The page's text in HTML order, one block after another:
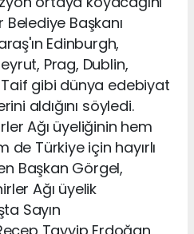
Başkanı
Edinburgh,
Prag, Dublin,
gibi dünya edebiyat
aldığını söyledi.
Ağı üyeliğinin hem
Türkiye için hayırlı
Başkan Görgel,
Ağı üyelik
Sayın